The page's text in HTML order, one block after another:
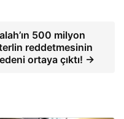
500 milyon
reddetmesinin
ortaya çıktı! →